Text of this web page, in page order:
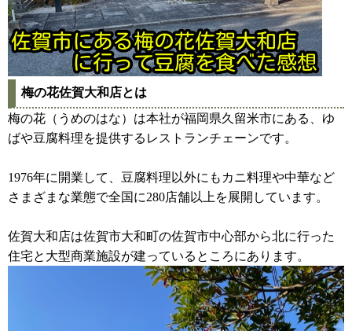
梅の花佐賀大和店とは
梅の花（うめのはな）は本社が福岡県久留米市にある、ゆ
ばや豆腐料理を提供するレストランチェーンです。
1976年に開業して、豆腐料理以外にもカニ料理や中華など
さまざまな業態で全国に280店舗以上を展開しています。
佐賀大和店は佐賀市大和町の佐賀市中心部から北に行った
住宅と大型商業施設が建っているところにあります。